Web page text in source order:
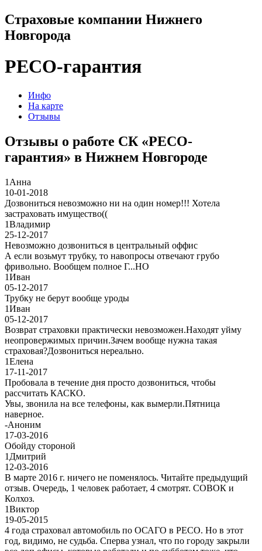
Страховые компании Нижнего
Новгорода
РЕСО-гарантия
Инфо
На карте
Отзывы
Отзывы о работе СК «РЕСО-
гарантия» в Нижнем Новгороде
1 Анна
10-01-2018
Дозвониться невозможно ни на один номер!!! Хотела
застраховать имущество((
1Владимир
25-12-2017
Невозможно дозвониться в центральный оффис
А если возьмут трубку, то навопросы отвечают грубо
фривольно. Вообщем полное Г...НО
1Иван
05-12-2017
Трубку не берут вообще уроды
1Иван
05-12-2017
Возврат страховки практически невозможен.Находят уйму
неопровержимых причин.Зачем вообще нужна такая
страховая?Дозвониться нереально.
1Елена
17-11-2017
Пробовала в течение дня просто дозвониться, чтобы
рассчитать КАСКО.
Увы, звонила на все телефоны, как вымерли.Пятница
наверное.
-Аноним
17-03-2016
Обойду стороной
1 Дмитрий
12-03-2016
В марте 2016 г. ничего не поменялось. Читайте предыдущий
отзыв. Очередь, 1 человек работает, 4 смотрят. СОВОК и
Колхоз.
1Виктор
19-05-2015
4 года страховал автомобиль по ОСАГО в РЕСО. Но в этот
год, видимо, не судьба. Сперва узнал, что по городу закрыли